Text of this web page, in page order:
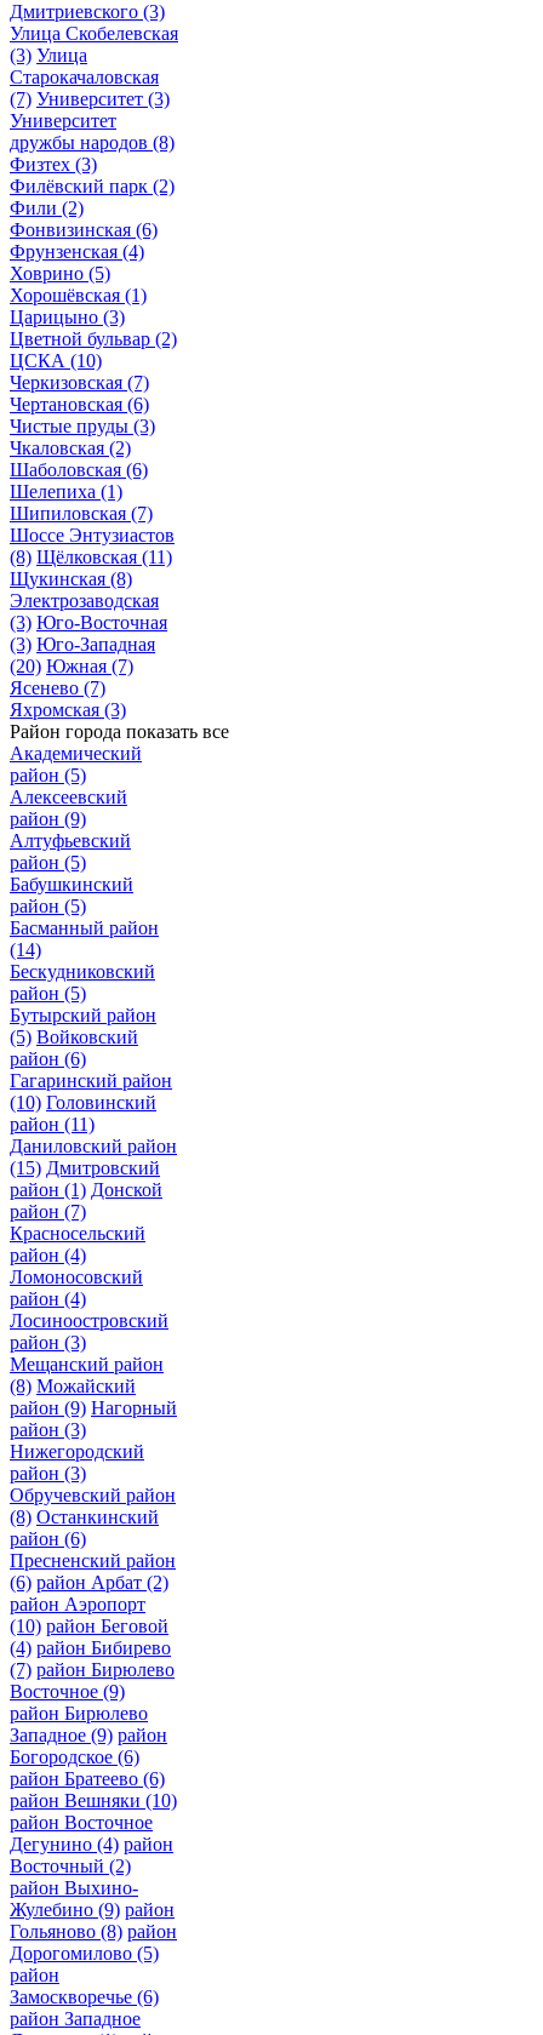
Дмитриевского (3)
Улица Скобелевская
(3) Улица
Старокачаловская
(7) Университет (3)
Университет
дружбы народов (8)
Физтех (3)
Филёвский парк (2)
Фили (2)
Фонвизинская (6)
Фрунзенская (4)
Ховрино (5)
Хорошёвская (1)
Царицыно (3)
Цветной бульвар (2)
ЦСКА (10)
Черкизовская (7)
Чертановская (6)
Чистые пруды (3)
Чкаловская (2)
Шаболовская (6)
Шелепиха (1)
Шипиловская (7)
Шоссе Энтузиастов
(8) Щёлковская (11)
Щукинская (8)
Электрозаводская
(3) Юго-Восточная
(3) Юго-Западная
(20) Южная (7)
Ясенево (7)
Яхромская (3)
Район города показать все
Академический
район (5)
Алексеевский
район (9)
Алтуфьевский
район (5)
Бабушкинский
район (5)
Басманный район
(14)
Бескудниковский
район (5)
Бутырский район
(5) Войковский
район (6)
Гагаринский район
(10) Головинский
район (11)
Даниловский район
(15) Дмитровский
район (1) Донской
район (7)
Красносельский
район (4)
Ломоносовский
район (4)
Лосиноостровский
район (3)
Мещанский район
(8) Можайский
район (9) Нагорный
район (3)
Нижегородский
район (3)
Обручевский район
(8) Останкинский
район (6)
Пресненский район
(6) район Арбат (2)
район Аэропорт
(10) район Беговой
(4) район Бибирево
(7) район Бирюлево
Восточное (9)
район Бирюлево
Западное (9) район
Богородское (6)
район Братеево (6)
район Вешняки (10)
район Восточное
Дегунино (4) район
Восточный (2)
район Выхино-
Жулебино (9) район
Гольяново (8) район
Дорогомилово (5)
район
Замоскворечье (6)
район Западное